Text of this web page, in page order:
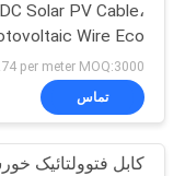
فیلم
های
نمایش
DC Solar PV Cable،
Wire Eco
Friendly
تماس
کابل فتوولتائیک